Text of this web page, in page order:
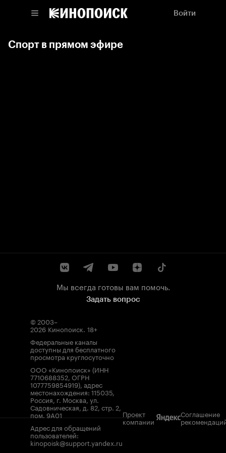
Войти
Спорт в прямом эфире
Мы всегда готовы вам помочь.
Задать вопрос
© 2003–
2026 Кинопоиск. 18+
Федеральные каналы
доступны для бесплатного
просмотра круглосуточно
ООО «Кинопоиск» (ИНН
7710688352, ОГРН
1077759854919), адрес
местонахождения: 115035,
Россия, г. Москва, ул.
Садовническая, д. 82, стр. 2,
пом. 9А01
Адрес для обращений
пользователей:
kinopoisk@support.yandex.ru
Проект
компании
Соглашение